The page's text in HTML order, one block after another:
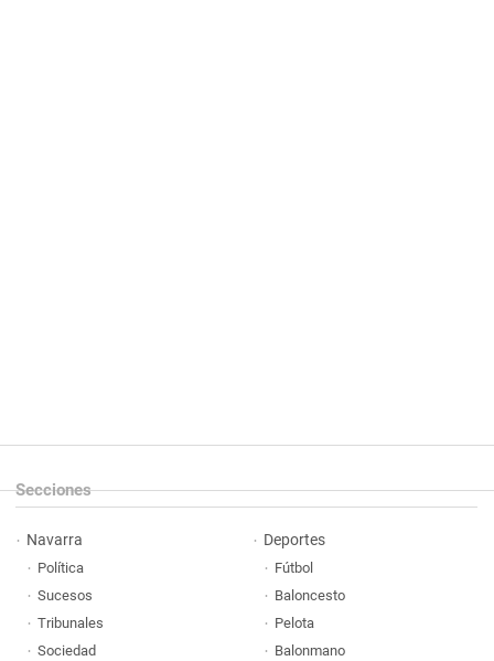
Secciones
Navarra
Política
Sucesos
Tribunales
Sociedad
Deportes
Fútbol
Baloncesto
Pelota
Balonmano